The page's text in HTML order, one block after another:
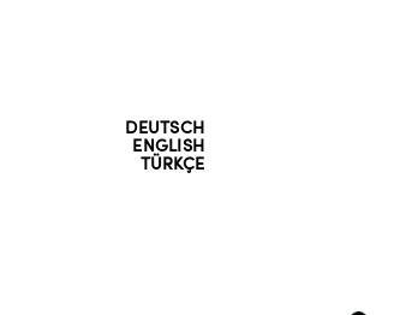
DEUTSCH
ENGLISH
TÜRKÇE